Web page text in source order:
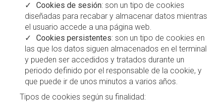
Cookies de sesión: son un tipo de cookies
diseñadas para recabar y almacenar datos mientras
el usuario accede a una página web.
Cookies persistentes: son un tipo de cookies en
las que los datos siguen almacenados en el terminal
y pueden ser accedidos y tratados durante un
periodo definido por el responsable de la cookie, y
que puede ir de unos minutos a varios años.
Tipos de cookies según su finalidad: